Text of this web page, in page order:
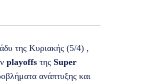
της Κυριακής (5/4) ,
playoffs της Super
ανάπτυξης και